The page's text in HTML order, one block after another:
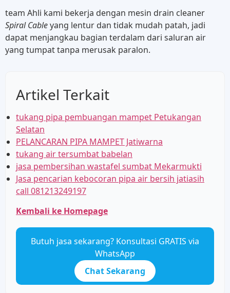
team Ahli kami bekerja dengan mesin drain cleaner
Spiral Cableyang lentur dan tidak mudah patah, jadi
dapat menjangkau bagian terdalam dari saluran air
yang tumpat tanpa merusak paralon.
Artikel Terkait
tukang pipa pembuangan mampet Petukangan
Selatan
PELANCARAN PIPA MAMPET Jatiwarna
tukang air tersumbat babelan
jasa pembersihan wastafel sumbat Mekarmukti
Jasa pencarian kebocoran pipa air bersih jatiasih
call 081213249197
Kembali ke Homepage
Butuh jasa sekarang? Konsultasi GRATIS via
WhatsApp
Chat Sekarang